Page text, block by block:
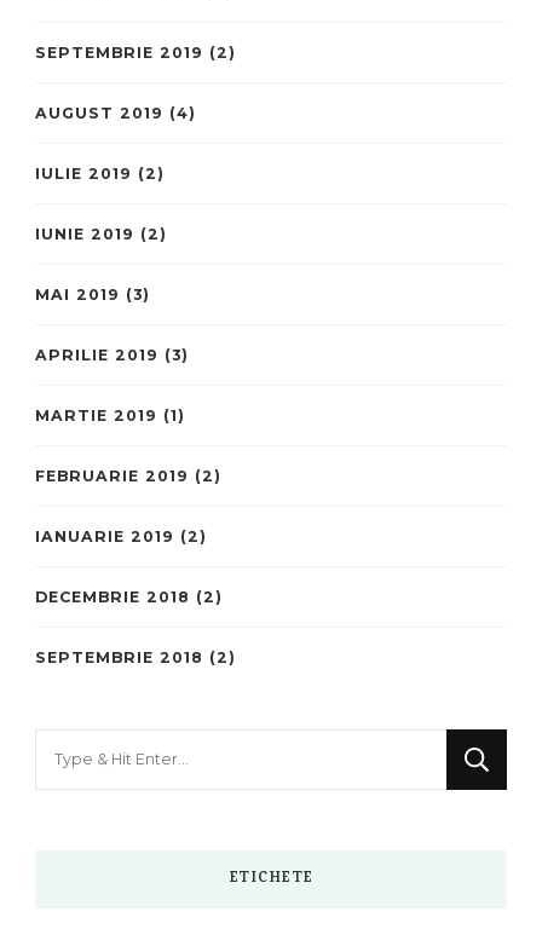
SEPTEMBRIE 2019 (2)
AUGUST 2019 (4)
IULIE 2019 (2)
IUNIE 2019 (2)
MAI 2019 (3)
APRILIE 2019 (3)
MARTIE 2019 (1)
FEBRUARIE 2019 (2)
IANUARIE 2019 (2)
DECEMBRIE 2018 (2)
SEPTEMBRIE 2018 (2)
ETICHETE